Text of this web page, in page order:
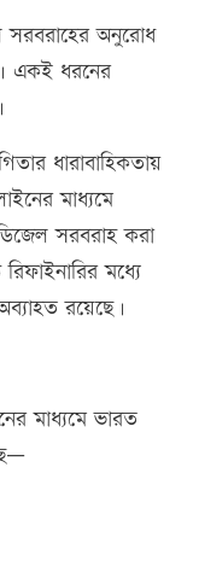
সরবরাহের অনুরোধ
একই ধরনের
ধারাবাহিকতায়
মাধ্যমে
সরবরাহ করা
মধ্যে
রয়েছে।
মাধ্যমে ভারত